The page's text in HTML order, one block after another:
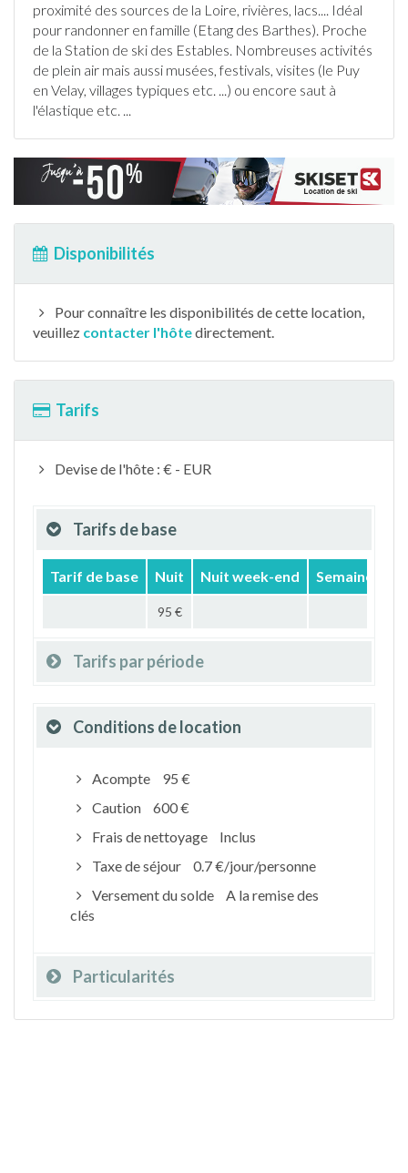
proximité des sources de la Loire, rivières, lacs.... Idéal
pour randonner en famille (Etang des Barthes). Proche
de la Station de ski des Estables. Nombreuses activités
de plein air mais aussi musées, festivals, visites (le Puy
en Velay, villages typiques etc. ...) ou encore saut à
l'élastique etc. ...
Disponibilités
Pour connaître les disponibilités de cette location,
veuillez contacter l'hôtedirectement.
Tarifs
Devise de l'hôte : € - EUR
Tarifs de base
Tarif de base Nuit Nuit week-end Semaine
95 €
Tarifs par période
Conditions de location
Acompte
95 €
Caution
600 €
Frais de nettoyage
Inclus
Taxe de séjour
0.7 €/jour/personne
Versement du solde
A la remise des
clés
Particularités